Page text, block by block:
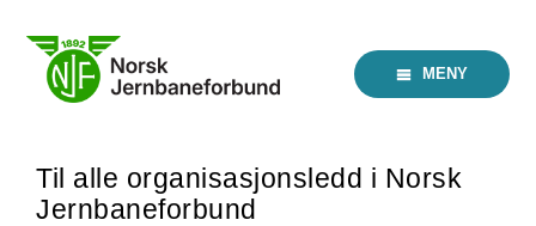
content
MENY
Til alle organisasjonsledd i Norsk
Jernbaneforbund